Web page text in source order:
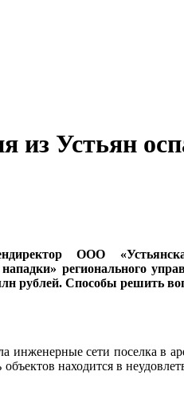
из Устьян
ООО
регионального
Способы решить
инженерные сети поселка в
находится в